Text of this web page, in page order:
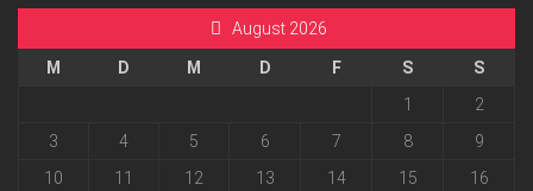
August 2026
M D M D F S
S
1
2
3
4 5 6 7 8
9
10
11 12 13 14 15
16